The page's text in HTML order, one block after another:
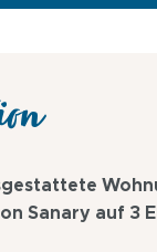
Sanary auf 3